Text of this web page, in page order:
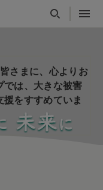
さまに、心よりお
では、大きな被害
をすすめていま